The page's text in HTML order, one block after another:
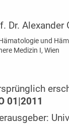
Dr. Alexander
und
Medizin I, Wien
01|2011